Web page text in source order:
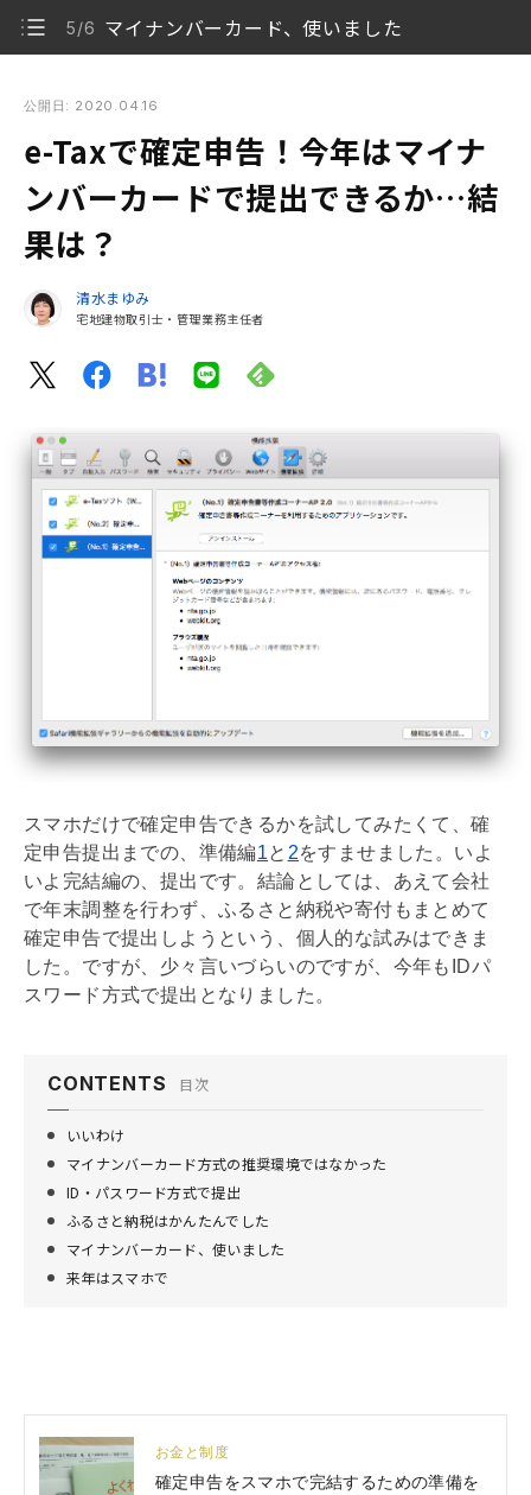
5/6 マイナンバーカード、使いました
か…結果は？
1/6 いいわけ
2/6 マイナンバーカード方式の推奨環境ではなかった
4/6 ふるさと納税はかんたんでした
5/6 マイナンバーカード、使いました
6/6 来年はスマホで
公開日: 2020.04.16
e-Taxで確定申告！今年はマイナ
ンバーカードで提出できるか…結
果は？
清水まゆみ
宅地建物取引士・管理業務主任者
スマホだけで確定申告できるかを試してみたくて、確
定申告提出までの、準備編1と 2をすませました。いよ
いよ完結編の、提出です。結論としては、あえて会社
で年末調整を行わず、ふるさと納税や寄付もまとめて
確定申告で提出しようという、個人的な試みはできま
した。ですが、少々言いづらいのですが、今年もIDパ
スワード方式で提出となりました。
CONTENTS 目次
いいわけ
マイナンバーカード方式の推奨環境ではなかった
ID・パスワード方式で提出
ふるさと納税はかんたんでした
マイナンバーカード、使いました
来年はスマホで
お金と制度
確定申告をスマホで完結するための準備を